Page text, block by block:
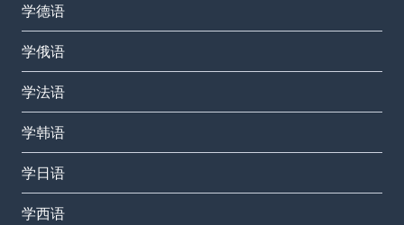
学德语
学俄语
学法语
学韩语
学日语
学西语